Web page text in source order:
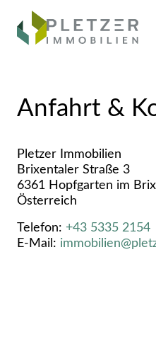
Inhalt
springen.
springen.
springen.
Anfahrt &
Pletzer Immobilien
Brixentaler Straße 3
6361 Hopfgarten im
Österreich
Telefon: +43 5335 2154
E-Mail: